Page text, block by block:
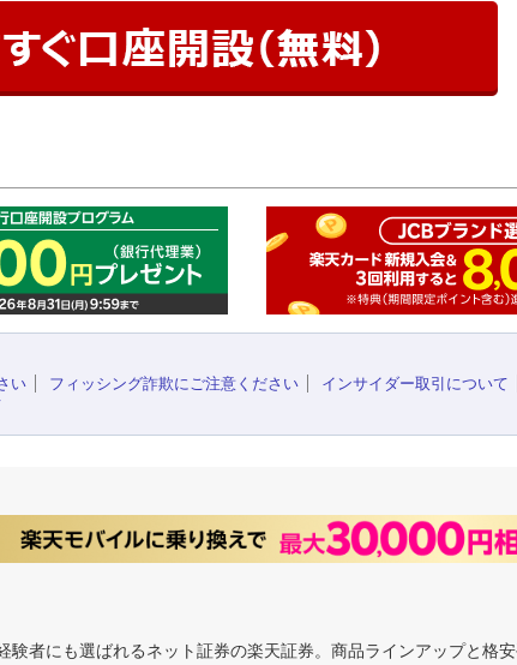
い
フィッシング詐欺にご注意ください インサイダー取引について
者にも選ばれるネット証券の楽天証券。商品ラインアップと格